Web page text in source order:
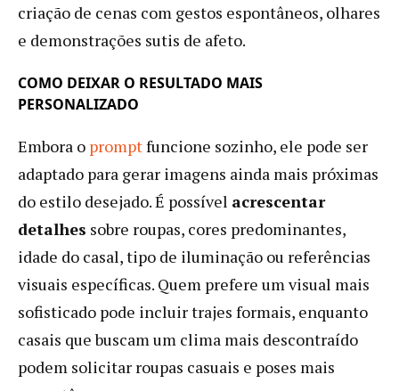
criação de cenas com gestos espontâneos, olhares
e demonstrações sutis de afeto.
COMO DEIXAR O RESULTADO MAIS
PERSONALIZADO
Embora o promptfuncione sozinho, ele pode ser
adaptado para gerar imagens ainda mais próximas
do estilo desejado. É possível acrescentar
detalhes sobre roupas, cores predominantes,
idade do casal, tipo de iluminação ou referências
visuais específicas. Quem prefere um visual mais
sofisticado pode incluir trajes formais, enquanto
casais que buscam um clima mais descontraído
podem solicitar roupas casuais e poses mais